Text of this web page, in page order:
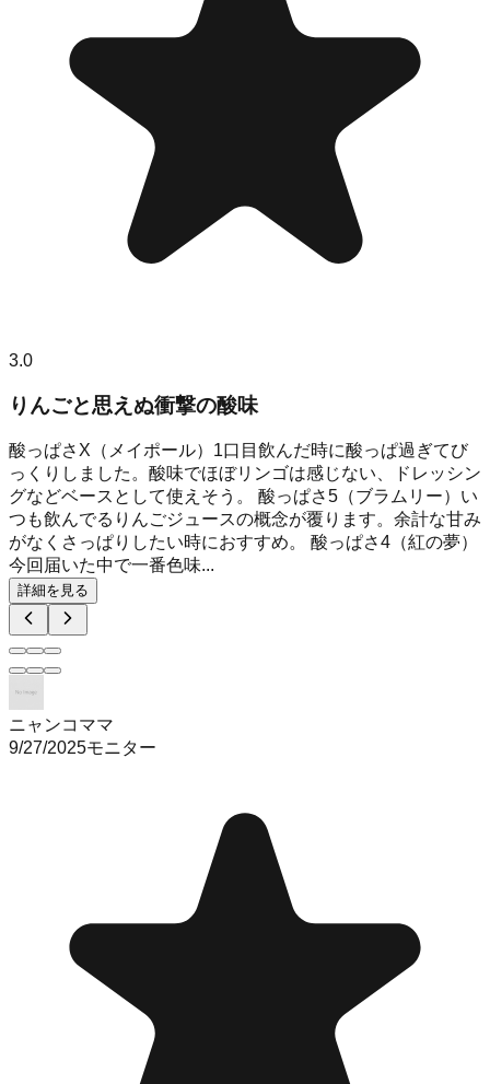
3.0
りんごと思えぬ衝撃の酸味
酸っぱさX（メイポール）1口目飲んだ時に酸っぱ過ぎてび
っくりしました。酸味でほぼリンゴは感じない、ドレッシン
グなどベースとして使えそう。 酸っぱさ5（ブラムリー）い
つも飲んでるりんごジュースの概念が覆ります。余計な甘み
がなくさっぱりしたい時におすすめ。 酸っぱさ4（紅の夢）
今回届いた中で一番色味...
詳細を見る
ニャンコママ
9/27/2025モニター